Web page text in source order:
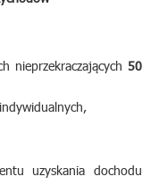
nieprzekraczających 50
uzyskania dochodu